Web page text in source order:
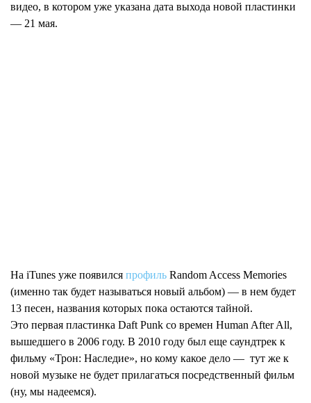
видео, в котором уже указана дата выхода новой пластинки
— 21 мая.
На iTunes уже появился профиль Random Access Memories
(именно так будет называться новый альбом) — в нем будет
13 песен, названия которых пока остаются тайной.
Это первая пластинка Daft Punk со времен Human After All,
вышедшего в 2006 году. В 2010 году был еще саундтрек к
фильму «Трон: Наследие», но кому какое дело — тут же к
новой музыке не будет прилагаться посредственный фильм
(ну, мы надеемся).